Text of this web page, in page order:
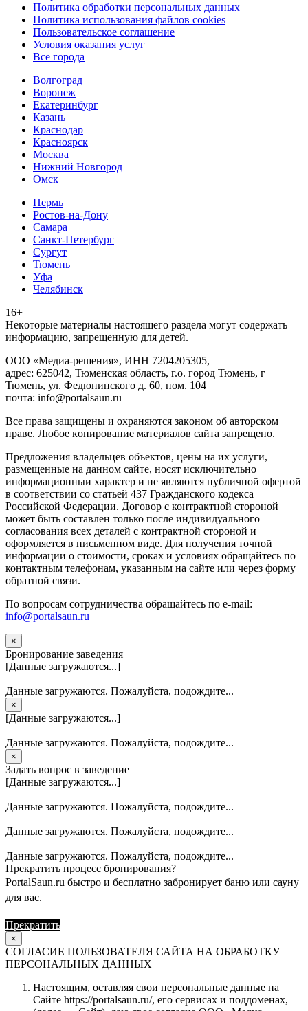
Политика обработки персональных данных
Политика использования файлов cookies
Пользовательское соглашение
Условия оказания услуг
Все города
Волгоград
Воронеж
Екатеринбург
Казань
Краснодар
Красноярск
Москва
Нижний Новгород
Омск
Пермь
Ростов-на-Дону
Самара
Санкт-Петербург
Сургут
Тюмень
Уфа
Челябинск
16+
Heкoтopыe мaтepиaлы нacтoящего paздeла мoгут coдержать
инфopмaцию, зaпpeщeнную для дeтeй.
ООО «Медиа-решения», ИНН 7204205305,
адрес: 625042, Тюменская область, г.о. город Тюмень, г
Тюмень, ул. Федюнинского д. 60, пом. 104
почта: info@portalsaun.ru
Вce прaвa зaщищeны и oxpaняютcя зaкoнoм oб aвтopcкoм
прaве. Любoe кoпиpoвaниe мaтepиaлов caйтa зaпpeщeнo.
Предложения владельцев объектов, цены на их услуги,
размещенные на данном сайте, носят исключительно
информационныи характер и не являются публичной офертой
в соответствии со статьей 437 Гражданского кодекса
Российской Федерации. Договор с контрактной стороной
может быть составлен только после индивидуального
согласования всех деталей с контрактной стороной и
оформляется в письменном виде. Для получения точной
информации о стоимости, сроках и условиях обращайтесь по
контактным телефонам, указанным на сайте или через форму
обратной связи.
По вопросам сотрудничества обращайтесь по e-mail:
info@portalsaun.ru
×
Бронирование заведения
[Данные загружаются...]
Данные загружаются. Пожалуйста, подождите...
×
[Данные загружаются...]
Данные загружаются. Пожалуйста, подождите...
×
Задать вопрос в заведение
[Данные загружаются...]
Данные загружаются. Пожалуйста, подождите...
Данные загружаются. Пожалуйста, подождите...
Данные загружаются. Пожалуйста, подождите...
Прекратить процесс бронирования?
PortalSaun.ru быстро и бесплатно забронирует баню или сауну
для вас.
Прекратить
×
СОГЛАСИЕ ПОЛЬЗОВАТЕЛЯ САЙТА НА ОБРАБОТКУ
ПЕРСОНАЛЬНЫХ ДАННЫХ
Настоящим, оставляя свои персональные данные на
Сайте https://portalsaun.ru/, его сервисах и поддоменах,